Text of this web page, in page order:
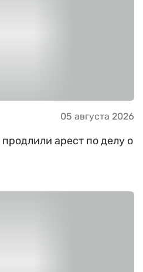
05 августа 2026
арест по делу о